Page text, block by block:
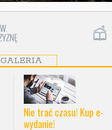
GALERIA
Nie trać czasu! Kup e-
wydanie!